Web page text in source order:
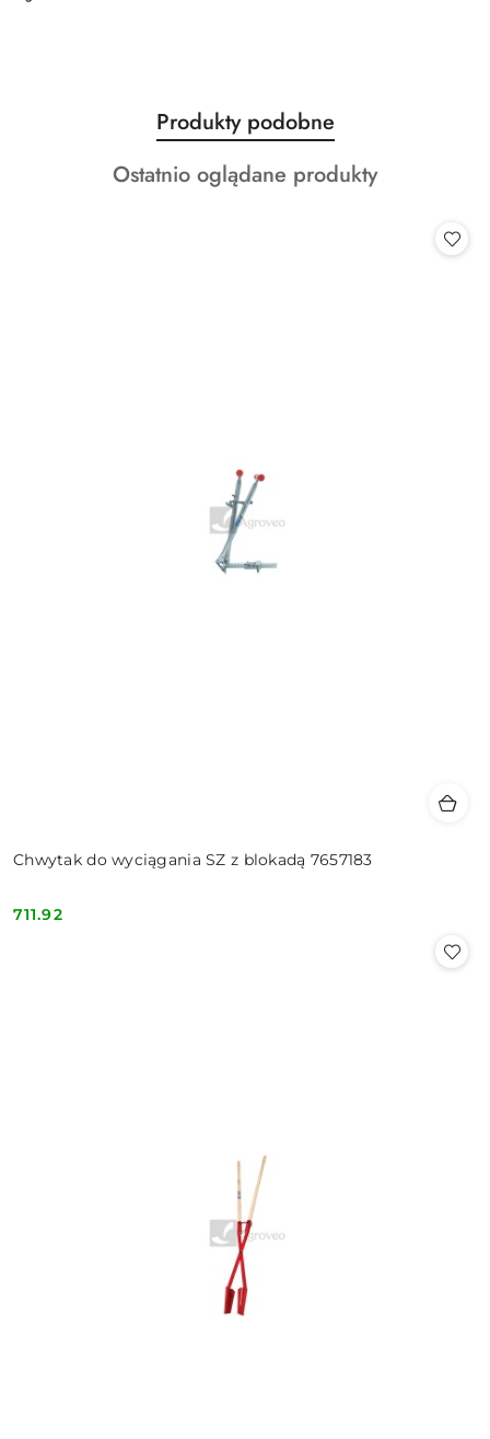
Pomiń karuzelę produktów
Produkty
o
statusie:
Produkty podobne
Produkty
Ostatnio oglądane produkty
Chwytak do wyciągania SZ z blokadą 7657183
Cena:
711.92